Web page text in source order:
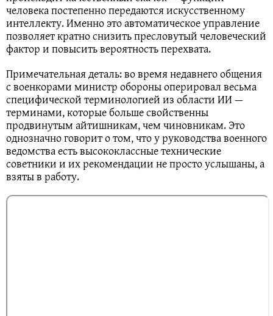
человека постепенно передаются искусственному
интеллекту. Именно это автоматическое управление
позволяет кратно снизить пресловутый человеческий
фактор и повысить вероятность перехвата.
Примечательная деталь: во время недавнего общения
с военкорами министр обороны оперировал весьма
специфической терминологией из области ИИ —
терминами, которые больше свойственны
продвинутым айтишникам, чем чиновникам. Это
однозначно говорит о том, что у руководства военного
ведомства есть высококлассные технические
советники и их рекомендации не просто услышаны, а
взяты в работу.